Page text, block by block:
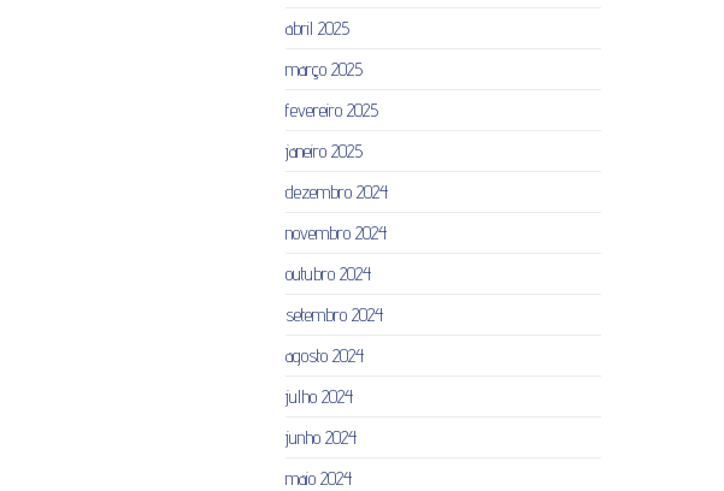
abril 2025
março 2025
fevereiro 2025
janeiro 2025
dezembro 2024
novembro 2024
outubro 2024
setembro 2024
agosto 2024
julho 2024
junho 2024
maio 2024